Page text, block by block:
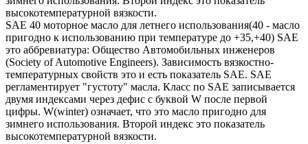
высокотемпературной вязкости.
SAE 40 моторное масло для летнего использования(40 - масло
пригодно к использованию при температуре до +35,+40) SAE
это аббревиатура: Общество Автомобильных инженеров
(Society of Automotive Engineers). Зависимость вязкостно-
температурных свойств это и есть показатель SAE. SAE
регламентирует "густоту" масла. Класс по SAE записывается
двумя индексами через дефис с буквой W после первой
цифры. W(winter) означает, что это масло пригодно для
зимнего использования. Второй индекс это показатель
высокотемпературной вязкости.